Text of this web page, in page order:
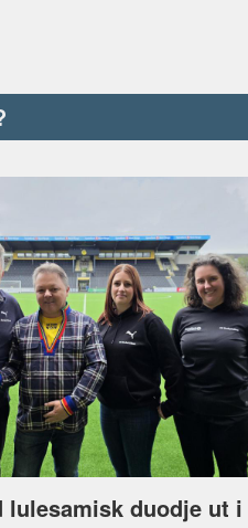
lulesamisk duodje ut i